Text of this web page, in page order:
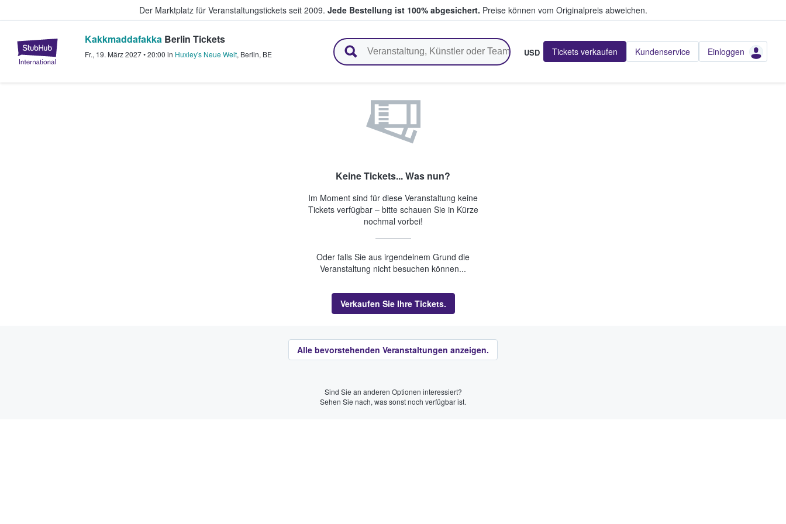
Der Marktplatz für Veranstaltungstickets seit 2009. Jede Bestellung ist 100% abgesichert. Preise können vom Originalpreis abweichen.
StubHub - Wo Fans Tickets kaufen & verkaufen
Kakkmaddafakka Berlin Tickets
Fr., 19. März 2027•20:00 in Huxley's Neue Welt, Berlin, BE USD Tickets verkaufen Kundenservice Einloggen
Keine Tickets... Was nun?
Im Moment sind für diese Veranstaltung keine
Tickets verfügbar – bitte schauen Sie in Kürze
nochmal vorbei!
Oder falls Sie aus irgendeinem Grund die
Veranstaltung nicht besuchen können...
Verkaufen Sie Ihre Tickets.
Alle bevorstehenden Veranstaltungen anzeigen.
Sind Sie an anderen Optionen interessiert?
Sehen Sie nach, was sonst noch verfügbar ist.